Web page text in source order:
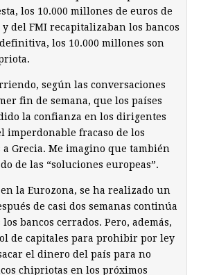
los 10.000 millones de euros de
del FMI recapitalizaban los bancos
los 10.000 millones son
según las conversaciones
fin de semana, que los países
la confianza en los dirigentes
imperdonable fracaso de los
a Grecia. Me imagino que también
de las “soluciones europeas”.
la Eurozona, se ha realizado un
de casi dos semanas continúa
bancos cerrados. Pero, además,
de capitales para prohibir por ley
el dinero del país para no
chipriotas en los próximos